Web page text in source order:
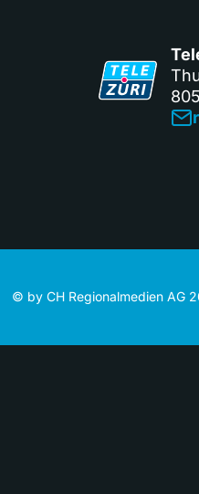
© by CH Regionalmedien AG